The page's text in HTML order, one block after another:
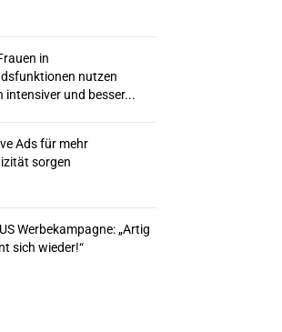
in
nutzen
intensiver und besser...
Ads für mehr
sorgen
Werbekampagne: „Artig
sich wieder!“